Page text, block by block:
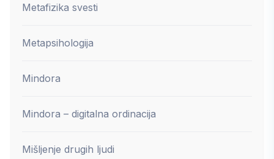
Metafizika svesti
Metapsihologija
Mindora
Mindora – digitalna ordinacija
Mišljenje drugih ljudi